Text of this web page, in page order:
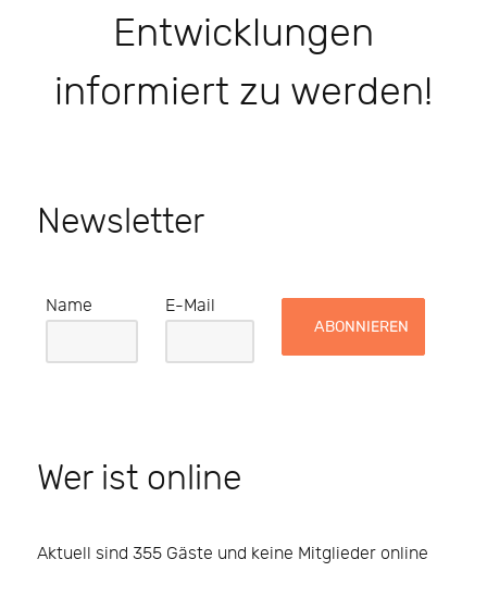
Entwicklungen
informiert zu werden!
Newsletter
Name E-Mail
Wer ist online
Aktuell sind 355 Gäste und keine Mitglieder online